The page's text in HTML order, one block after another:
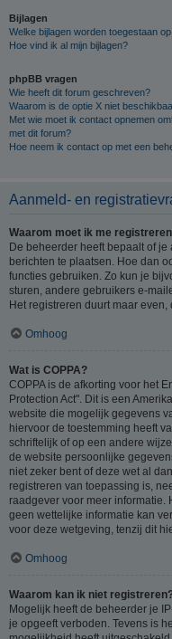
Bijlagen
Welke bijlagen worden toegestaan
Hoe vind ik al mijn bijlagen?
phpBB vragen
Wie heeft dit forum geschreven?
Waarom is de optie X niet
Met wie moet ik contact opnemen
met dit forum?
Hoe neem ik contact op met een
Aanmeld- en
Waarom moet ik me
De beheerder heeft bepaalt of
berichten te plaatsen. Hoe dan
functies gebruiken. Zo kun je
sturen, andere gebruikers e-
Het registreren duurt maar
Omhoog
Wat is COPPA?
COPPA is de afkorting voor het
Protection Act". Dit is een
website die mogelijk gegevens
hiervoor de toestemming heeft
schriftelijk of op een andere
de website persoonlijke
niet zeker bent of deze wet al
registreren van toepassing is,
raadgever voor meer informatie.
geen wettelijke informatie kan
voor deze wetgeving, tenzij dit
Omhoog
Waarom kan ik niet
Mogelijk heeft de beheerder je
je opgeeft verboden. Tevens is